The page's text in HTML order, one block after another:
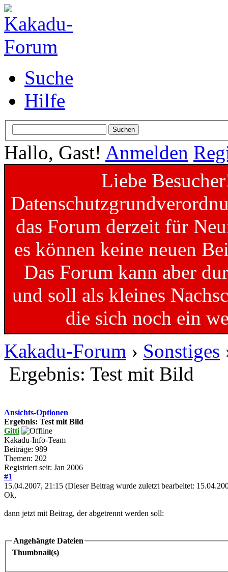
Suche
Hilfe
Hallo, Gast! Anmelden
Liebe
das Forum derzeit für
es können keine neuen
Das Forum kann aber
und soll als kleines
die sich noch ein
Kakadu-Forum › Sonstiges
Ergebnis: Test mit Bild
Ansichts-Optionen
Ergebnis: Test mit Bild
Gitti
Kakadu-Info-Team
Beiträge: 989
Themen: 202
Registriert seit: Jan 2006
#1
15.04.2007, 21:15 (Dieser Beitrag wurde zuletzt bearbeitet:
Ok,
dann jetzt mit Beitrag, der abgetrennt werden soll:
Angehängte Dateien
Thumbnail(s)